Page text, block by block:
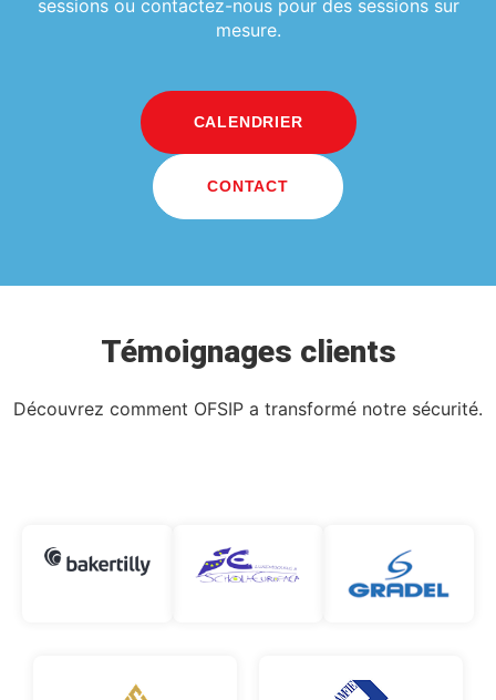
sessions ou contactez-nous pour des sessions sur
mesure.
CALENDRIER
CONTACT
Témoignages clients
Découvrez comment OFSIP a transformé notre sécurité.